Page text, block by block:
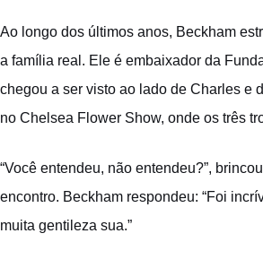
Ao longo dos últimos anos, Beckham
a família real. Ele é embaixador da
chegou a ser visto ao lado de Charles e
no Chelsea Flower Show, onde os três
“Você entendeu, não entendeu?”,
encontro. Beckham respondeu: “Foi
muita gentileza sua.”